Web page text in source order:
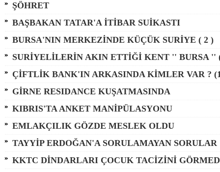
ŞÖHRET
BAŞBAKAN TATAR'A İTİBAR SUİKASTI
BURSA'NIN MERKEZİNDE KÜÇÜK SURİYE ( 2 )
SURİYELİLERİN AKIN ETTİĞİ KENT '' BURSA ''
ÇİFTLİK BANK'IN ARKASINDA KİMLER VAR ?
GİRNE RESIDANCE KUŞATMASINDA
KIBRIS'TA ANKET MANİPÜLASYONU
EMLAKÇILIK GÖZDE MESLEK OLDU
TAYYİP ERDOĞAN'A SORULAMAYAN SORULAR
KKTC DİNDARLARI ÇOCUK TACİZİNİ